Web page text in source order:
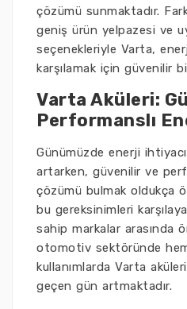
çözümü sunmaktadır.
geniş ürün yelpazesi ve
seçenekleriyle Varta,
karşılamak için güvenilir
Varta Aküleri:
Performanslı
Günümüzde enerji
artarken, güvenilir ve
çözümü bulmak oldukça
bu gereksinimleri
sahip markalar arasında
otomotiv sektöründe
kullanımlarda Varta
geçen gün artmaktadır.